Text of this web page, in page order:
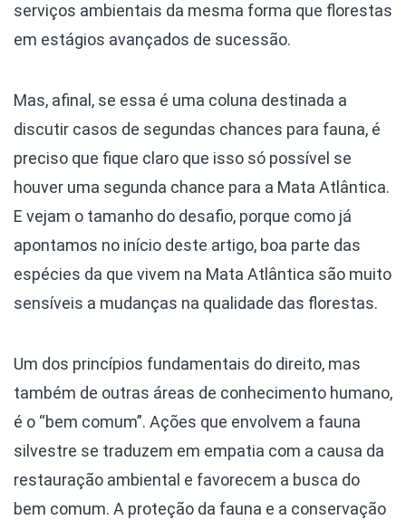
serviços ambientais da mesma forma que florestas
em estágios avançados de sucessão.
Mas, afinal, se essa é uma coluna destinada a
discutir casos de segundas chances para fauna, é
preciso que fique claro que isso só possível se
houver uma segunda chance para a Mata Atlântica.
E vejam o tamanho do desafio, porque como já
apontamos no início deste artigo, boa parte das
espécies da que vivem na Mata Atlântica são muito
sensíveis a mudanças na qualidade das florestas.
Um dos princípios fundamentais do direito, mas
também de outras áreas de conhecimento humano,
é o “bem comum”. Ações que envolvem a fauna
silvestre se traduzem em empatia com a causa da
restauração ambiental e favorecem a busca do
bem comum. A proteção da fauna e a conservação